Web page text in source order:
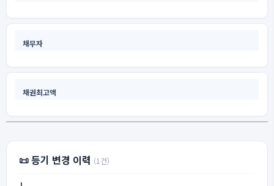
채무자
채권최고액
📜 등기 변경 이력 (1건)